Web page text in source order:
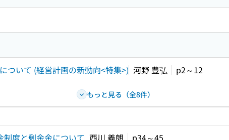
いて (経営計画の新動向<特集>) 河野 豊弘 p2～12
もっと見る（全8件）
度と剰余金について 西川 義朗 p34～45